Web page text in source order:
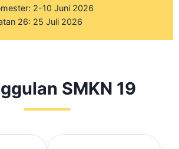
2-10 Juni 2026
26: 25 Juli 2026
SMKN 19